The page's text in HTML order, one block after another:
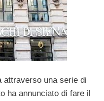
attraverso una serie di
ha annunciato di fare il